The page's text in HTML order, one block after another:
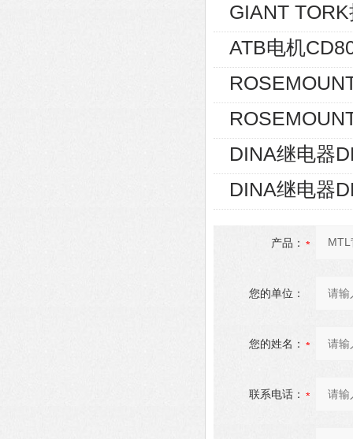
GIANT
ATB电机
DINA继电器
DINA继电器
产品：
您的单位：
您的姓名：
联系电话：